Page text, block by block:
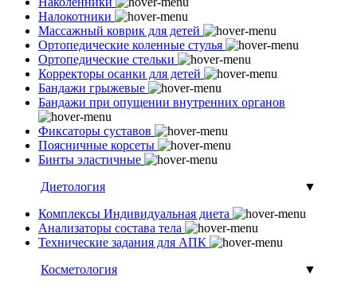
Налокотники
Массажный коврик для детей
Ортопедические коленные стулья
Ортопедические стельки
Корректоры осанки для детей
Бандажи грыжевые
Бандажи при опущении внутренних органов
Фиксаторы суставов
Поясничные корсеты
Бинты эластичные
Диетология
▼
Комплексы Индивидуальная диета
Анализаторы состава тела
Технические задания для АПК
Косметология
▼